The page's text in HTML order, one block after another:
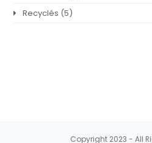
Recyclés (5)
Copyright 2023 - All